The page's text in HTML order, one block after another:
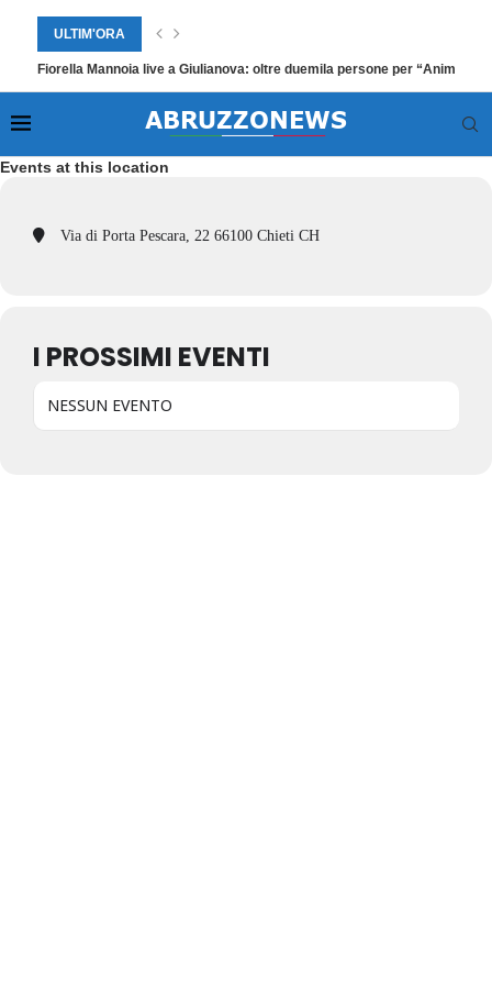
ULTIM'ORA
Fiorella Mannoia live a Giulianova: oltre duemila persone per “Anime
Events at this location
Via di Porta Pescara, 22 66100 Chieti CH
I PROSSIMI EVENTI
NESSUN EVENTO